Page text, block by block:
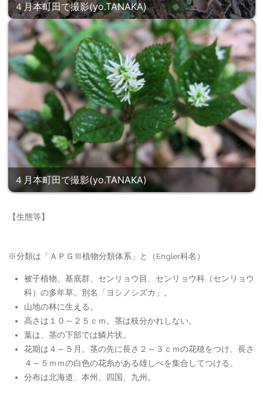
４月本町田で撮影(yo.TANAKA)
４月本町田で撮影(yo.TANAKA)
【生態等】
※分類は「ＡＰＧⅢ植物分類体系」と（Engler科名）
被子植物、基底群、センリョウ目、センリョウ科（センリョウ
科）の多年草。別名「ヨシノシズカ」。
山地の林に生える。
高さは１０～２５ｃｍ。茎は枝分かれしない。
葉は、茎の下部では鱗片状。
花期は４～５月。茎の先に長さ２～３ｃｍの花穂をつけ、長さ
４～５ｍｍの白色の花糸がある雄しべを集合してつける。
分布は北海道、本州、四国、九州。